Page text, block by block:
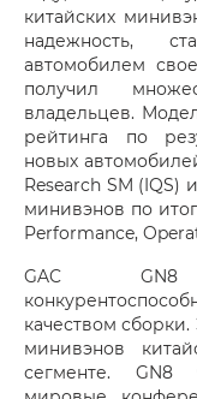
китайских
надежность,
автомобилем
получил
владельцев.
рейтинга по
новых
Research SM
минивэнов по
Performance,
GAC GN8
качеством
минивэнов
сегменте. GN8